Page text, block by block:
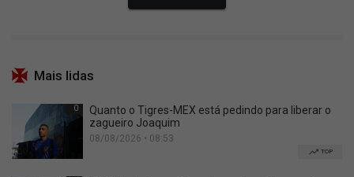
Mais lidas
0
Quanto o Tigres-MEX está pedindo para liberar o
zagueiro Joaquim
08/08/2026 • 08:53
TOP